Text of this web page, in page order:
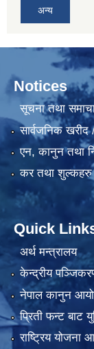
अन्य
Notices
सूचना तथा
सार्वजनिक
एन, कानुन तथा
कर तथा शुल्कहरु
Quick
अर्थ मन्त्रालय
केन्द्रीय
नेपाल कानुन
प्रिती फन्ट बाट
राष्ट्रिय योजना